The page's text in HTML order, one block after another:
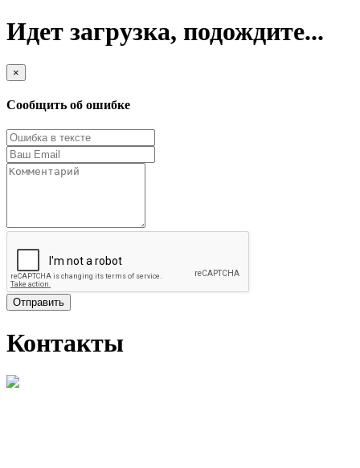
Идет загрузка, подождите...
×
Сообщить об ошибке
Отправить
Контакты